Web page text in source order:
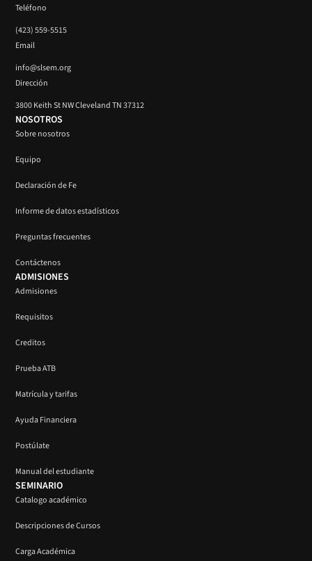
Teléfono
(423) 559-5515
Email
info@slsem.org
Dirección
3800 Keith St NW Cleveland TN 37312
NOSOTROS
Sobre nosotros
Equipo
Declaración de Fe
Informe de datos estadísticos
Preguntas frecuentes
Contáctenos
ADMISIONES
Admisiones
Requisitos
Creditos
Prueba ATB
Matrícula y tarifas
Ayuda Financiera
Postúlate
Manual del estudiante
SEMINARIO
Catalogo académico
Descripciones de Cursos
Carga Académica